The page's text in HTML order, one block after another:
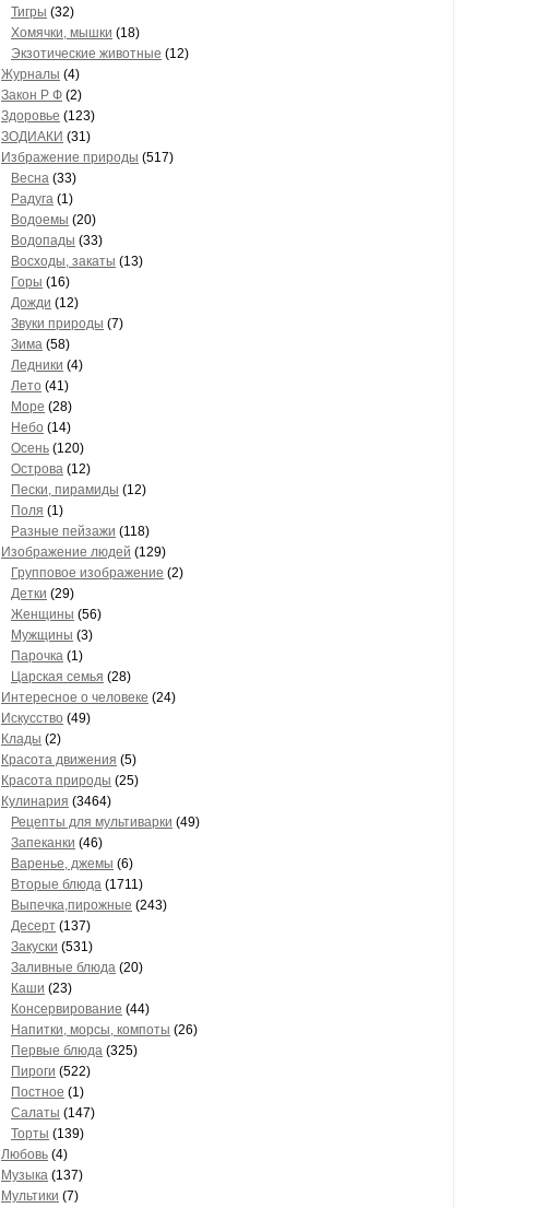
Тигры (32)
Хомячки, мышки (18)
Экзотические животные (12)
Журналы (4)
Закон Р Ф (2)
Здоровье (123)
ЗОДИАКИ (31)
Избражение природы (517)
Весна (33)
Радуга (1)
Водоемы (20)
Водопады (33)
Восходы, закаты (13)
Горы (16)
Дожди (12)
Звуки природы (7)
Зима (58)
Ледники (4)
Лето (41)
Море (28)
Небо (14)
Осень (120)
Острова (12)
Пески, пирамиды (12)
Поля (1)
Разные пейзажи (118)
Изображение людей (129)
Групповое изображение (2)
Детки (29)
Женщины (56)
Мужщины (3)
Парочка (1)
Царская семья (28)
Интересное о человеке (24)
Искусство (49)
Клады (2)
Красота движения (5)
Красота природы (25)
Кулинария (3464)
Рецепты для мультиварки (49)
Запеканки (46)
Варенье, джемы (6)
Вторые блюда (1711)
Выпечка,пирожные (243)
Десерт (137)
Закуски (531)
Заливные блюда (20)
Каши (23)
Консервирование (44)
Напитки, морсы, компоты (26)
Первые блюда (325)
Пироги (522)
Постное (1)
Салаты (147)
Торты (139)
Любовь (4)
Музыка (137)
Мультики (7)